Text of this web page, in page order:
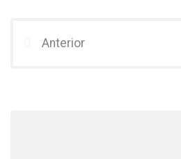
b
er
Anterior